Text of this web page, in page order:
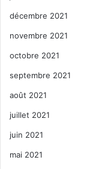
décembre 2021
novembre 2021
octobre 2021
septembre 2021
août 2021
juillet 2021
juin 2021
mai 2021